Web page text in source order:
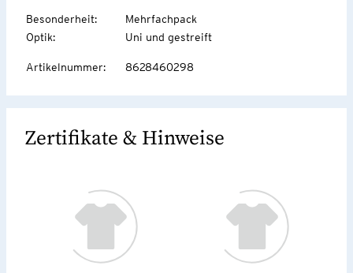
Besonderheit:
Mehrfachpack
Optik: Uni und gestreift
Artikelnummer: 8628460298
Zertifikate & Hinweise